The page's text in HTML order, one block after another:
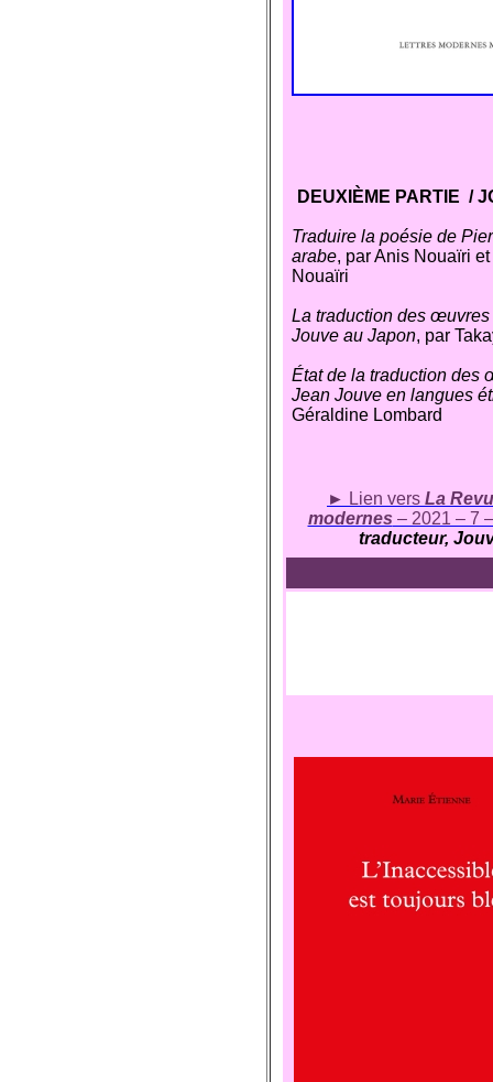
DEUXIÈME PARTIE /
Traduire la poésie de
arabe, par Anis Nouaïri
Nouaïri
La traduction des œuvres
Jouve au Japon, par
État de la traduction des
Jean Jouve en langues
Géraldine Lombard
► Lien vers La
modernes – 2021 – 7
traducteur,